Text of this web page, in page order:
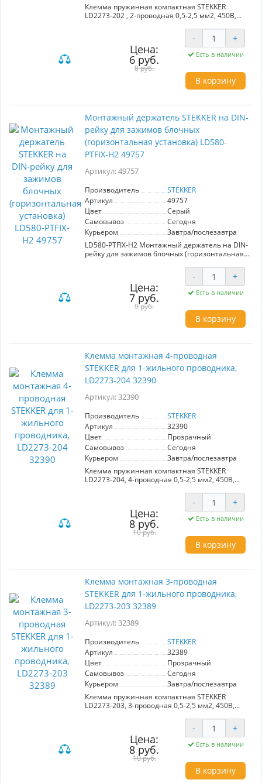
Клемма пружинная компактная STEKKER
LD2273-202 , 2-проводная 0,5-2,5 мм2, 450В,
поликарбонат, латунь, сталь. Тип провода
одножильный, материал провода медь,
температура окружающей среды -20...+40°C
Цена:
6 руб.
8 руб.
- +
Есть в наличии
В корзину
Монтажный держатель STEKKER на DIN-
рейку для зажимов блочных
(горизонтальная установка) LD580-
PTFIX-H2 49757
Артикул: 49757
Производитель
STEKKER
Артикул
49757
Цвет
Серый
Самовывоз
Сегодня
Курьером
Завтра/послезавтра
LD580-PTFIX-H2 Монтажный держатель на DIN-
рейку для зажимов блочных (горизонтальная
Цена:
7 руб.
9 руб.
- +
Есть в наличии
В корзину
Клемма монтажная 4-проводная
STEKKER для 1-жильного проводника,
LD2273-204 32390
Артикул: 32390
Производитель
STEKKER
Артикул
32390
Цвет
Прозрачный
Самовывоз
Сегодня
Курьером
Завтра/послезавтра
Клемма пружинная компактная STEKKER
LD2273-204, 4-проводная 0,5-2,5 мм2, 450В,
поликарбонат, латунь, сталь. Тип провода
одножильный, материал провода медь,
температура окружающей среды -20...+40°C
Цена:
8 руб.
10 руб.
- +
Есть в наличии
В корзину
Клемма монтажная 3-проводная
STEKKER для 1-жильного проводника,
LD2273-203 32389
Артикул: 32389
Производитель
STEKKER
Артикул
32389
Цвет
Прозрачный
Самовывоз
Сегодня
Курьером
Завтра/послезавтра
Клемма пружинная компактная STEKKER
LD2273-203, 3-проводная 0,5-2,5 мм2, 450В,
поликарбонат, латунь, сталь. Тип провода
одножильный, материал провода медь,
температура окружающей среды -20...+40°C
Цена:
8 руб.
10 руб.
- +
Есть в наличии
В корзину